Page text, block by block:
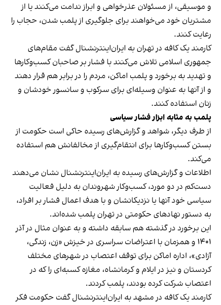
و موسیقی، از مسئولان عذرخواهی و ابراز ندامت می‌کنند یا از
مشتریان خود می‌خواهند برای جلوگیری از پلمب شدن، حجاب را
رعایت کنند.
کارمند یک کافه در تهران به ایران‌اینترنشنال گفت مقام‌های
جمهوری اسلامی تلاش می‌کنند با فشار بر صاحبان کسب‌وکارها
و تهدید به برخورد و پلمب اماکن، مردم را در برابر هم قرار دهند
و از آنها به عنوان وسیله‌ای برای سرکوب و سانسور خودشان و
زنان استفاده کنند.
پلمب به مثابه ابزار فشار سیاسی
از طرف دیگر، شواهد و گزارش‌های رسیده حاکی است حکومت از
بستن کسب‌وکارها برای انتقام‌گیری از مخالفانش هم استفاده
می‌کند.
اطلاعات و گزارش‌های رسیده به ایران‌اینترنشنال نشان می‌دهند
دست‌کم در دو مورد، کسب‌وکار شهروندان به دلیل فعالیت
سیاسی خود آنها یا نزدیکانشان و با هدف اعمال فشار بر افراد،
به دستور نهادهای حکومتی در تهران پلمب شده‌اند.
این برخورد در گذشته هم سابقه داشته و به عنوان مثال در آذر
۱۴۰۱ و همزمان با اعتراضات سراسری در خیزش «زن، زندگی،
آزادی»، اداره اماکن برای توقف اعتصاب در شهرهای مختلف
کردستان و نیز در ایلام و کرمانشاه، مغازه کسبه‌ای را که در
اعتصاب شرکت کرده بودند، پلمب کردند.
کارمند یک کافه در مشهد به ایران‌اینترنشنال گفت حکومت فکر